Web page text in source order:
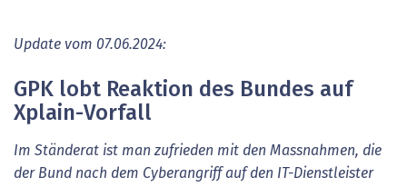
Update vom 07.06.2024:
GPK lobt Reaktion des Bundes auf
Xplain-Vorfall
Im Ständerat ist man zufrieden mit den Massnahmen, die
der Bund nach dem Cyberangriff auf den IT-Dienstleister